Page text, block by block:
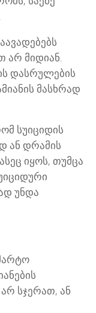
არ მიდიან.
დასრულების
მასხრად
სუიციდის
ან დრამის
იყოს, თუმცა
უნდა
სჯერათ, ან